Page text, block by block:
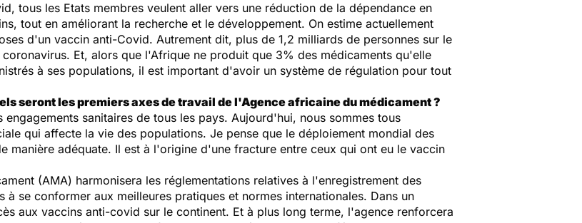
tous les Etats membres veulent aller vers une réduction de la dépendance en
tout en améliorant la recherche et le développement. On estime actuellement
d'un vaccin anti-Covid. Autrement dit, plus de 1,2 milliards de personnes sur le
Et, alors que l'Afrique ne produit que 3% des médicaments qu'elle
à ses populations, il est important d'avoir un système de régulation pour tout
seront les premiers axes de travail de l'Agence africaine du médicament ?
sanitaires de tous les pays. Aujourd'hui, nous sommes tous
qui affecte la vie des populations. Je pense que le déploiement mondial des
manière adéquate. Il est à l'origine d'une fracture entre ceux qui ont eu le vaccin
(AMA) harmonisera les réglementations relatives à l'enregistrement des
se conformer aux meilleures pratiques et normes internationales. Dans un
aux vaccins anti-covid sur le continent. Et à plus long terme, l'agence renforcera